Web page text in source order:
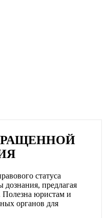
статуса
предлагая
юристам и
органов для